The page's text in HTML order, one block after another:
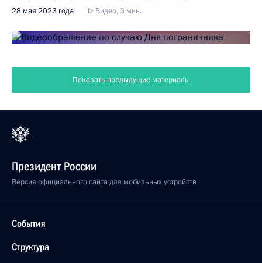
28 мая 2023 года Видео, 3 мин.
Показать предыдущие материалы
Президент России
Версия официального сайта для мобильных устройств
События
Структура